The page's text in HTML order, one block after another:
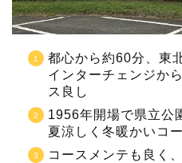
都心から約60分、東
インターチェンジか
ス良し
1956年開場で県立公
夏涼しく冬暖かいコ
コースメンテも良く